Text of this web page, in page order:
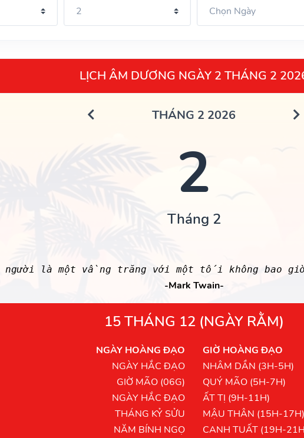
LỊCH ÂM DƯƠNG NGÀY 2 THÁNG 2
THÁNG 2 2026
2
Tháng 2
người là một vầng trăng với một tối không bao
-Mark Twain-
15 THÁNG 12 (NGÀY RẰM)
NGÀY HOÀNG ĐẠO
NGÀY HẮC ĐẠO
GIỜ MÃO (06G)
NGÀY HẮC ĐẠO
THÁNG KỶ SỬU
NĂM BÍNH NGỌ
GIỜ HOÀNG ĐẠO
NHÂM DẦN (3H-5H)
QUÝ MÃO (5H-7H)
ẤT TỊ (9H-11H)
MẬU THÂN (15H-17H)
CANH TUẤT (19H-